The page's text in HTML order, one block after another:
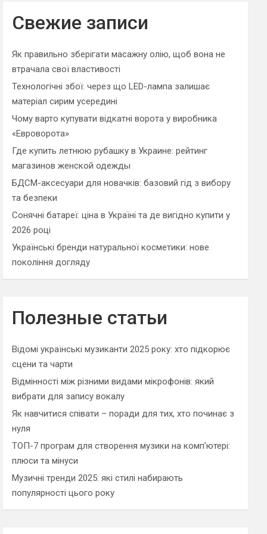
c
h
Свежие записи
Як правильно зберігати масажну олію, щоб вона не
втрачала свої властивості
Технологічні збої: через що LED-лампа залишає
матеріал сирим усередині
Чому варто купувати відкатні ворота у виробника
«Евроворота»
Где купить летнюю рубашку в Украине: рейтинг
магазинов женской одежды
БДСМ-аксесуари для новачків: базовий гід з вибору
та безпеки
Сонячні батареї: ціна в Україні та де вигідно купити у
2026 році
Українські бренди натуральної косметики: нове
покоління догляду
Полезные статьи
Відомі українські музиканти 2025 року: хто підкорює
сцени та чарти
Відмінності між різними видами мікрофонів: який
вибрати для запису вокалу
Як навчитися співати – поради для тих, хто починає з
нуля
ТОП-7 програм для створення музики на комп’ютері:
плюси та мінуси
Музичні тренди 2025: які стилі набирають
популярності цього року